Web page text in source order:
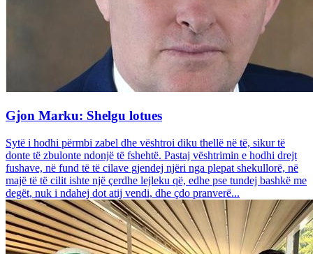
Gjon Marku: Shelgu lotues
Sytë i hodhi përmbi zabel dhe vështroi diku thellë në të, sikur të
donte të zbulonte ndonjë të fshehtë. Pastaj vështrimin e hodhi drejt
fushave, në fund të të cilave gjendej njëri nga plepat shekullorë, në
majë të të cilit ishte një çerdhe lejleku që, edhe pse tundej bashkë me
degët, nuk i ndahej dot atij vendi, dhe çdo pranverë...